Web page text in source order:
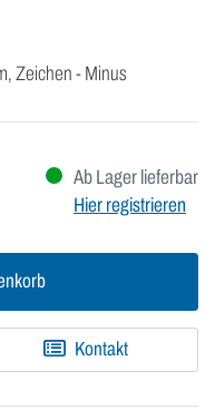
Zeichen - Minus
Ab Lager lieferbar
Hier registrieren
Kontakt